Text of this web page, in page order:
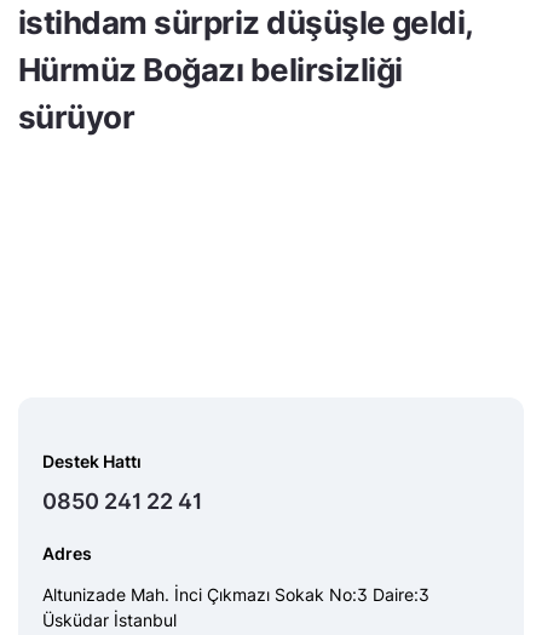
istihdam sürpriz düşüşle geldi,
Hürmüz Boğazı belirsizliği
sürüyor
Destek Hattı
0850 241 22 41
Adres
Altunizade Mah. İnci Çıkmazı Sokak No:3 Daire:3
Üsküdar İstanbul